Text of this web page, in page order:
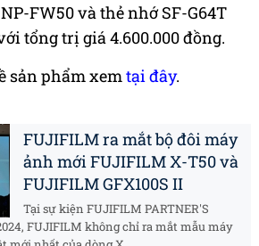
FW50 và thẻ nhớ SF-G64T
tổng trị giá 4.600.000 đồng.
sản phẩm xemtại đây.
FUJIFILM ra mắt bộ đôi máy
ảnh mới FUJIFILM X-T50 và
FUJIFILM GFX100S II
Tại sự kiện FUJIFILM PARTNER'S
FUJIFILM không chỉ ra mắt mẫu máy